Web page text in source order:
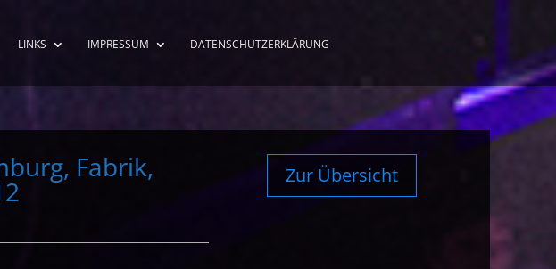
LINKS IMPRESSUM DATENSCHUTZERKLÄRUNG
Fabrik, Zur Übersicht